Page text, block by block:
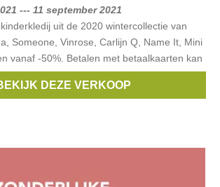
--- 11 september 2021
uit de 2020 wintercollectie van
Someone, Vinrose, Carlijn Q, Name It, Mini
vanaf -50%. Betalen met betaalkaarten kan
,Someone,Name it,Hatley
DEZE VERKOOP